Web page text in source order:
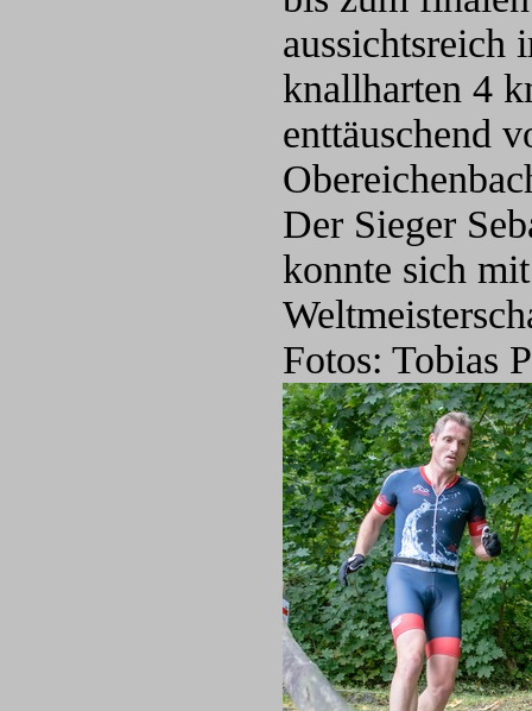
aussichtsreich
knallharten 4
enttäuschend
Der Sieger
konnte sich
Fotos: Tobias